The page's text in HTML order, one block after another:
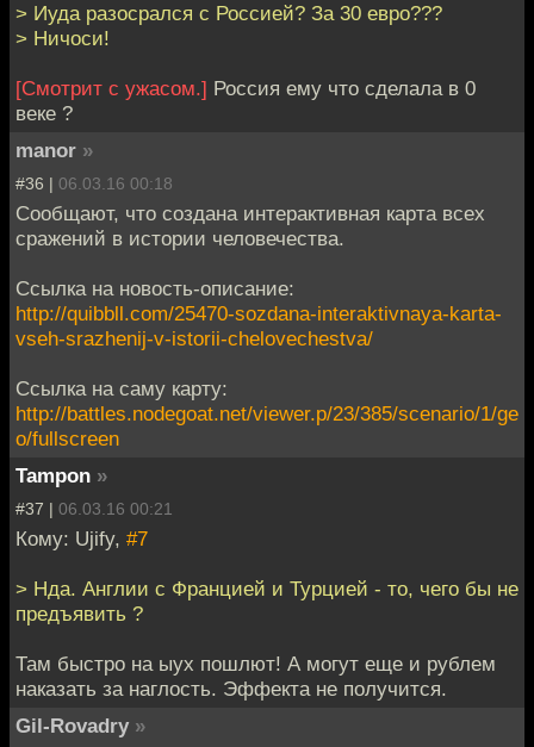
> Иуда разосрался с Россией? За 30 евро???
> Ничоси!
[Смотрит с ужасом.] Россия ему что сделала в 0
веке ?
manor »
#36 | 06.03.16 00:18
Сообщают, что создана интерактивная карта всех
сражений в истории человечества.
Ссылка на новость-описание:
http://quibbll.com/25470-sozdana-interaktivnaya-karta-
vseh-srazhenij-v-istorii-chelovechestva/
Ссылка на саму карту:
http://battles.nodegoat.net/viewer.p/23/385/scenario/1/ge
o/fullscreen
Tampon »
#37 | 06.03.16 00:21
Кому: Ujify, #7
> Нда. Англии с Францией и Турцией - то, чего бы не
предъявить ?
Там быстро на ыух пошлют! А могут еще и рублем
наказать за наглость. Эффекта не получится.
Gil-Rovadry »